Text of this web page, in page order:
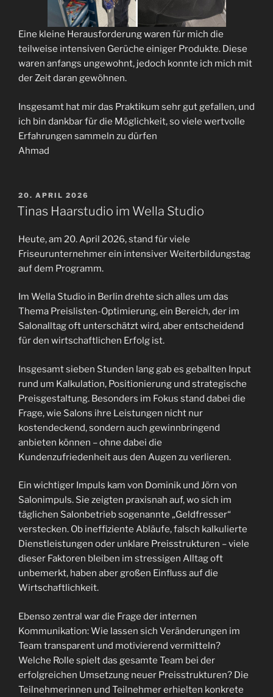
Eine kleine Herausforderung waren für mich die
teilweise intensiven Gerüche einiger Produkte. Diese
waren anfangs ungewohnt, jedoch konnte ich mich mit
der Zeit daran gewöhnen.
Insgesamt hat mir das Praktikum sehr gut gefallen, und
ich bin dankbar für die Möglichkeit, so viele wertvolle
Erfahrungen sammeln zu dürfen
Ahmad
VERÖFFENTLICHT
AM
20. APRIL 2026
Tinas Haarstudio im Wella Studio
Heute, am 20. April 2026, stand für viele
Friseurunternehmer ein intensiver Weiterbildungstag
auf dem Programm.
Im Wella Studio in Berlin drehte sich alles um das
Thema Preislisten-Optimierung, ein Bereich, der im
Salonalltag oft unterschätzt wird, aber entscheidend
für den wirtschaftlichen Erfolg ist.
Insgesamt sieben Stunden lang gab es geballten Input
rund um Kalkulation, Positionierung und strategische
Preisgestaltung. Besonders im Fokus stand dabei die
Frage, wie Salons ihre Leistungen nicht nur
kostendeckend, sondern auch gewinnbringend
anbieten können – ohne dabei die
Kundenzufriedenheit aus den Augen zu verlieren.
Ein wichtiger Impuls kam von Dominik und Jörn von
Salonimpuls. Sie zeigten praxisnah auf, wo sich im
täglichen Salonbetrieb sogenannte „Geldfresser“
verstecken. Ob ineffiziente Abläufe, falsch kalkulierte
Dienstleistungen oder unklare Preisstrukturen – viele
dieser Faktoren bleiben im stressigen Alltag oft
unbemerkt, haben aber großen Einfluss auf die
Wirtschaftlichkeit.
Ebenso zentral war die Frage der internen
Kommunikation: Wie lassen sich Veränderungen im
Team transparent und motivierend vermitteln?
Welche Rolle spielt das gesamte Team bei der
erfolgreichen Umsetzung neuer Preisstrukturen? Die
Teilnehmerinnen und Teilnehmer erhielten konkrete